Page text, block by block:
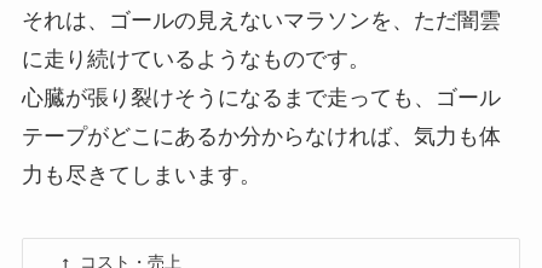
それは、ゴールの見えないマラソンを、ただ闇雲
に走り続けているようなものです。
心臓が張り裂けそうになるまで走っても、ゴール
テープがどこにあるか分からなければ、気力も体
力も尽きてしまいます。